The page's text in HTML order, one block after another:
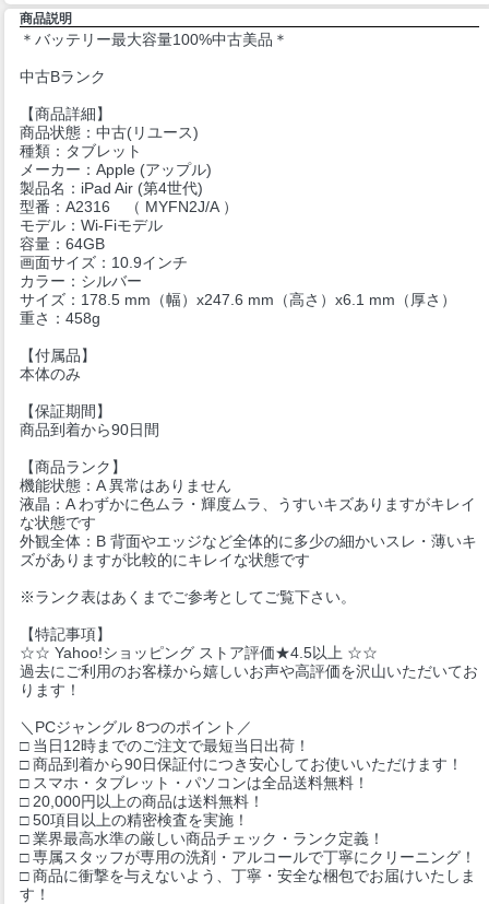
商品説明
＊バッテリー最大容量100%中古美品＊
中古Bランク
【商品詳細】
商品状態：中古(リユース)
種類：タブレット
メーカー：Apple (アップル)
製品名：iPad Air (第4世代)
型番：A2316 （ MYFN2J/A ）
モデル：Wi-Fiモデル
容量：64GB
画面サイズ：10.9インチ
カラー：シルバー
サイズ：178.5 mm（幅）x247.6 mm（高さ）x6.1 mm（厚さ）
重さ：458g
【付属品】
本体のみ
【保証期間】
商品到着から90日間
【商品ランク】
機能状態：A 異常はありません
液晶：A わずかに色ムラ・輝度ムラ、うすいキズありますがキレイ
な状態です
外観全体：B 背面やエッジなど全体的に多少の細かいスレ・薄いキ
ズがありますが比較的にキレイな状態です
※ランク表はあくまでご参考としてご覧下さい。
【特記事項】
☆☆ Yahoo!ショッピング ストア評価★4.5以上 ☆☆
過去にご利用のお客様から嬉しいお声や高評価を沢山いただいてお
ります！
＼PCジャングル 8つのポイント／
□ 当日12時までのご注文で最短当日出荷！
□ 商品到着から90日保証付につき安心してお使いいただけます！
□ スマホ・タブレット・パソコンは全品送料無料！
□ 20,000円以上の商品は送料無料！
□ 50項目以上の精密検査を実施！
□ 業界最高水準の厳しい商品チェック・ランク定義！
□ 専属スタッフが専用の洗剤・アルコールで丁寧にクリーニング！
□ 商品に衝撃を与えないよう、丁寧・安全な梱包でお届けいたしま
す！